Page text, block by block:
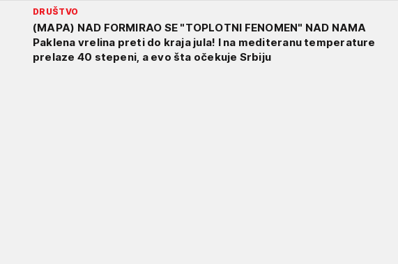
DRUŠTVO
(MAPA) NAD FORMIRAO SE "TOPLOTNI FENOMEN" NAD NAMA
Paklena vrelina preti do kraja jula! I na mediteranu temperature
prelaze 40 stepeni, a evo šta očekuje Srbiju